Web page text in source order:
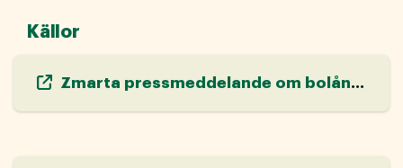
Källor
Zmarta pressmeddelande om bolåneansökningar